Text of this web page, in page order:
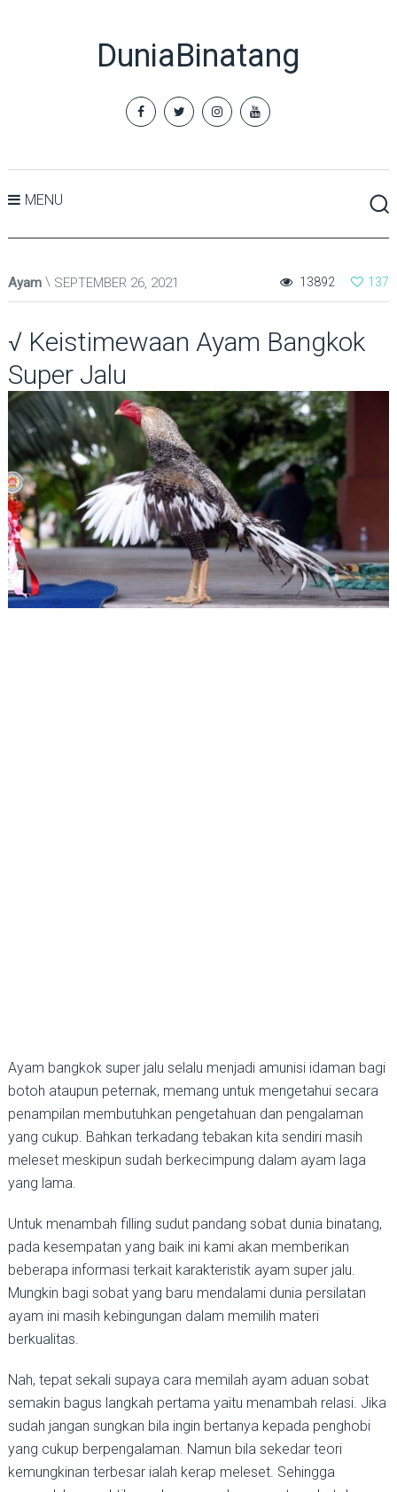
DuniaBinatang
MENU
Ayam SEPTEMBER 26, 2021 137
13892
√ Keistimewaan Ayam Bangkok
Super Jalu
Ayam bangkok super jalu selalu menjadi amunisi idaman bagi
botoh ataupun peternak, memang untuk mengetahui secara
penampilan membutuhkan pengetahuan dan pengalaman
yang cukup. Bahkan terkadang tebakan kita sendiri masih
meleset meskipun sudah berkecimpung dalam ayam laga
yang lama.
Untuk menambah filling sudut pandang sobat dunia binatang,
pada kesempatan yang baik ini kami akan memberikan
beberapa informasi terkait karakteristik ayam super jalu.
Mungkin bagi sobat yang baru mendalami dunia persilatan
ayam ini masih kebingungan dalam memilih materi
berkualitas.
Nah, tepat sekali supaya cara memilah ayam aduan sobat
semakin bagus langkah pertama yaitu menambah relasi. Jika
sudah jangan sungkan bila ingin bertanya kepada penghobi
yang cukup berpengalaman. Namun bila sekedar teori
kemungkinan terbesar ialah kerap meleset. Sehingga